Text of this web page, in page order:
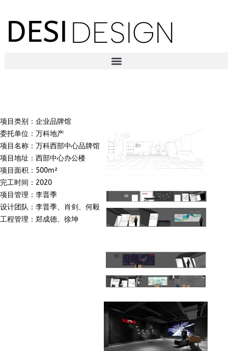
DESI DESIGN
项目类别：企业品牌馆
委托单位：万科地产
项目名称：万科西部中心品牌馆
项目地址：西部中心办公楼
项目面积：500m²
完工时间：2020
项目管理：李晋季
设计团队：李晋季、肖剑、何毅
工程管理：郑成德、徐坤